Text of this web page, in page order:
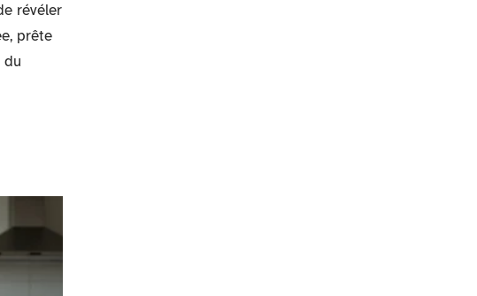
révéler
prête
du